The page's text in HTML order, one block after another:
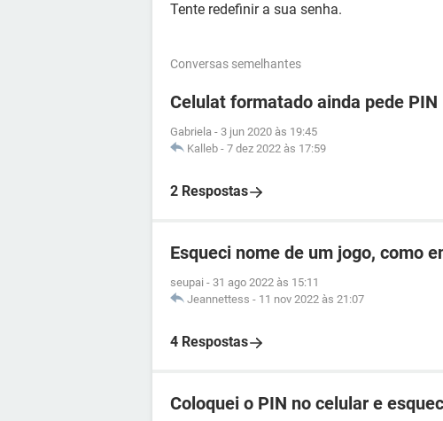
Tente redefinir a sua senha.
Conversas semelhantes
Celulat formatado ainda pede PIN
Gabriela - 3 jun 2020 às 19:45
Kalleb - 7 dez 2022 às 17:59
2 Respostas
Esqueci nome de um jogo, como
seupai - 31 ago 2022 às 15:11
Jeannettess - 11 nov 2022 às 21:07
4 Respostas
Coloquei o PIN no celular e